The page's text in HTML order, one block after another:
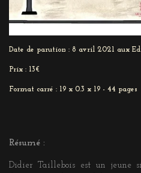
Date de parution : 8 avril 2021 aux
Prix : 13€
Format carré : 19 x 0.3 x 19 - 44 pages
Résumé :
Didier Taillebois est un jeune